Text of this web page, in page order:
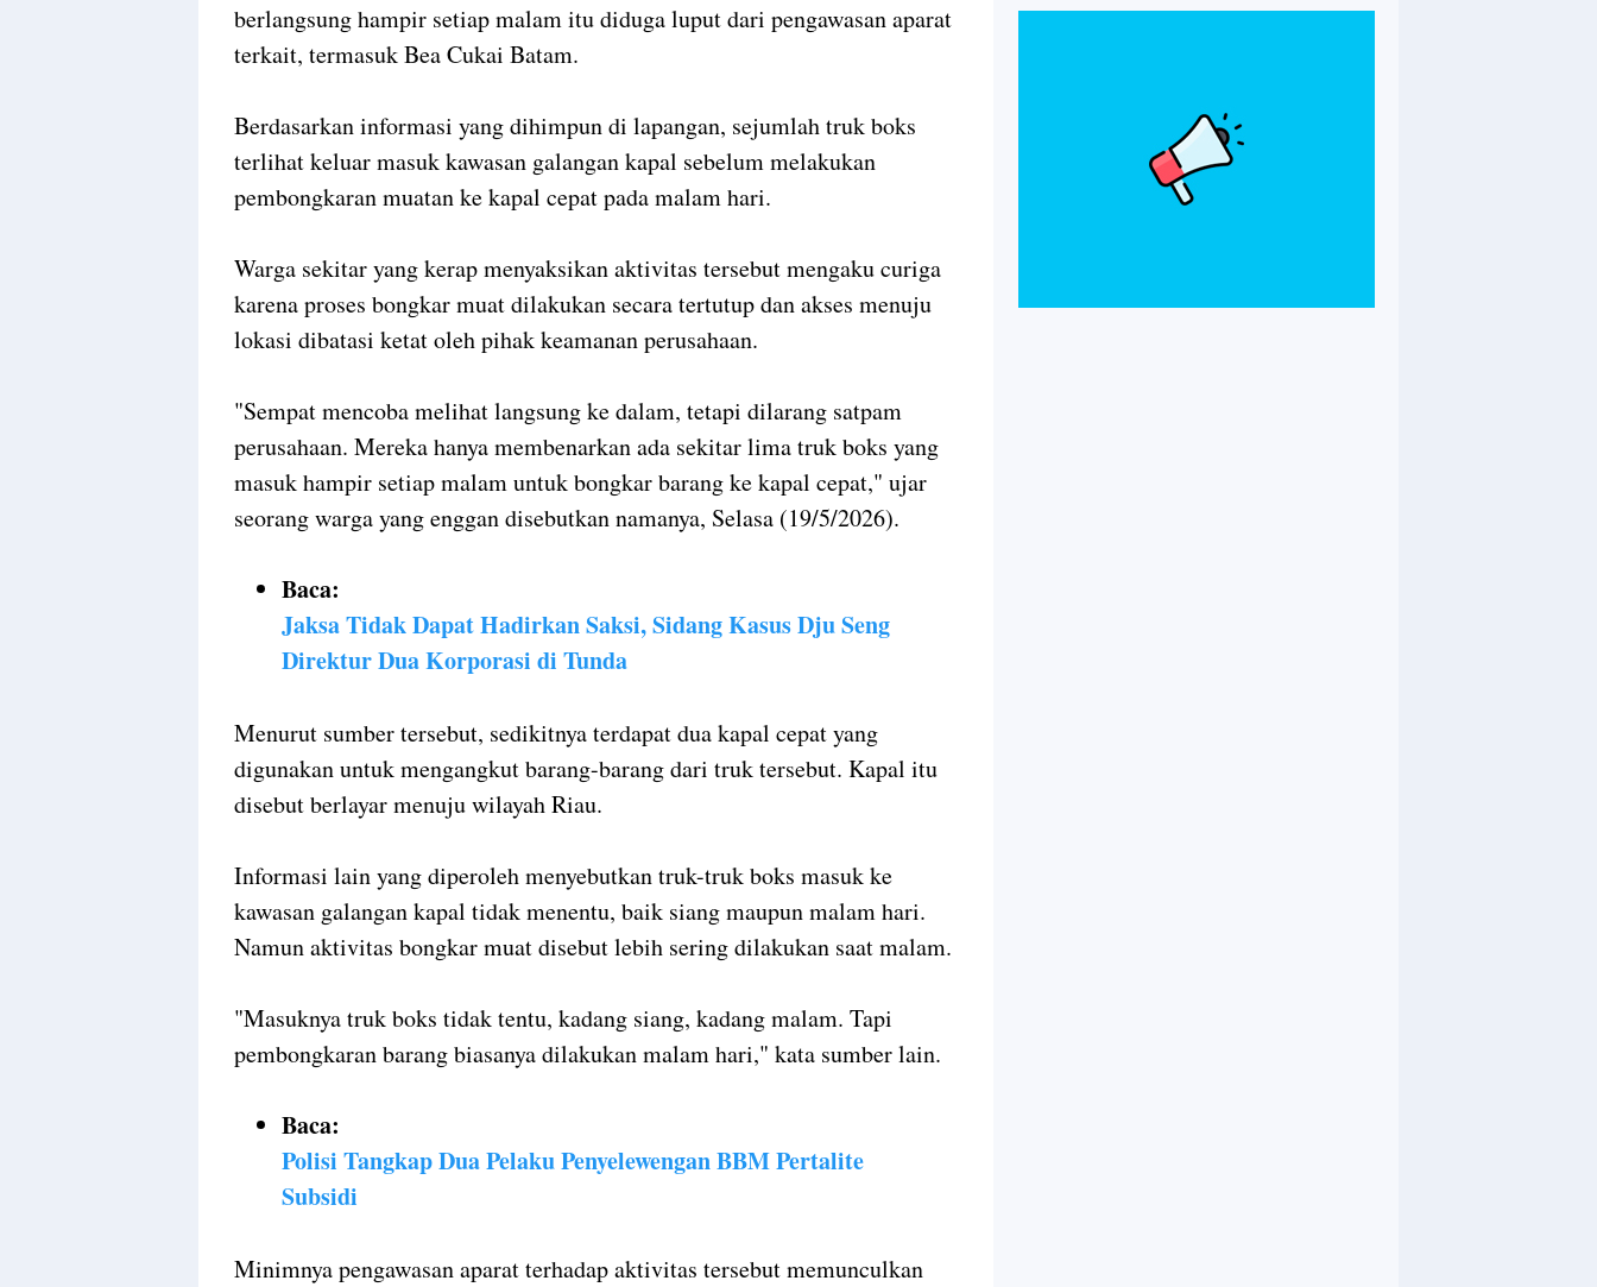
berlangsung hampir setiap malam itu diduga luput dari pengawasan aparat
terkait, termasuk Bea Cukai Batam.
Berdasarkan informasi yang dihimpun di lapangan, sejumlah truk boks
terlihat keluar masuk kawasan galangan kapal sebelum melakukan
pembongkaran muatan ke kapal cepat pada malam hari.
Warga sekitar yang kerap menyaksikan aktivitas tersebut mengaku curiga
karena proses bongkar muat dilakukan secara tertutup dan akses menuju
lokasi dibatasi ketat oleh pihak keamanan perusahaan.
"Sempat mencoba melihat langsung ke dalam, tetapi dilarang satpam
perusahaan. Mereka hanya membenarkan ada sekitar lima truk boks yang
masuk hampir setiap malam untuk bongkar barang ke kapal cepat," ujar
seorang warga yang enggan disebutkan namanya, Selasa (19/5/2026).
Baca:
Jaksa Tidak Dapat Hadirkan Saksi, Sidang Kasus Dju Seng
Direktur Dua Korporasi di Tunda
Menurut sumber tersebut, sedikitnya terdapat dua kapal cepat yang
digunakan untuk mengangkut barang-barang dari truk tersebut. Kapal itu
disebut berlayar menuju wilayah Riau.
Informasi lain yang diperoleh menyebutkan truk-truk boks masuk ke
kawasan galangan kapal tidak menentu, baik siang maupun malam hari.
Namun aktivitas bongkar muat disebut lebih sering dilakukan saat malam.
"Masuknya truk boks tidak tentu, kadang siang, kadang malam. Tapi
pembongkaran barang biasanya dilakukan malam hari," kata sumber lain.
Baca:
Polisi Tangkap Dua Pelaku Penyelewengan BBM Pertalite
Subsidi
Minimnya pengawasan aparat terhadap aktivitas tersebut memunculkan